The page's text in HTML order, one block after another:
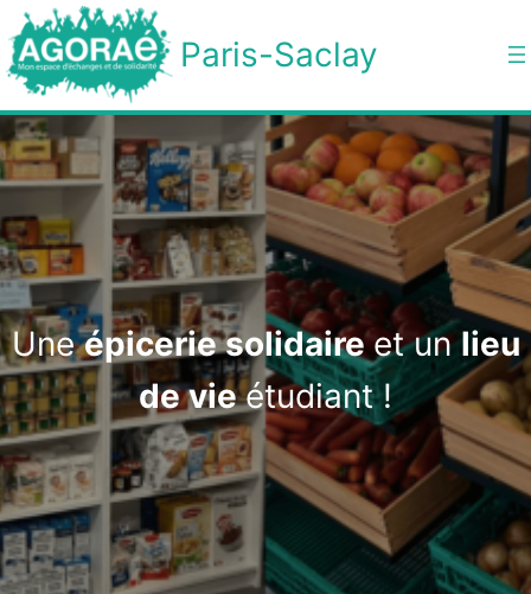
Aller
au
contenu
Paris-Saclay
Uneépicerie solidaireet unlieu
de vieétudiant !